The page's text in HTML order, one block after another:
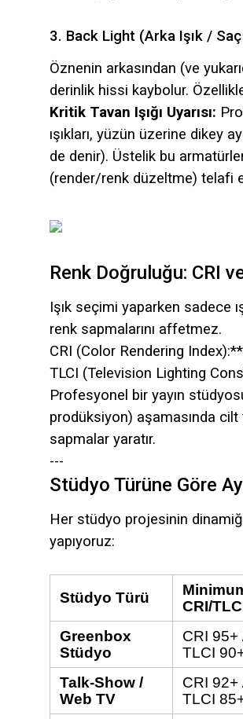
3. Back Light (Arka Işık / Saç
Öznenin arkasından (ve
derinlik hissi kaybolur.
Kritik Tavan Işığı Uyarısı:
ışıkları, yüzün üzerine dikey
de denir). Üstelik bu
(render/renk düzeltme) telafi
Renk Doğruluğu: CRI
Işık seçimi yaparken sadece
renk sapmalarını affetmez.
CRI (Color Rendering Index):**
TLCI (Television Lighting
Profesyonel bir yayın
prodüksiyon) aşamasında
sapmalar yaratır.
---
Stüdyo Türüne Göre
Her stüdyo projesinin
yapıyoruz:
Stüdyo Türü
CRI/
Greenbox
Stüdyo
CRI 95+
TLCI
Talk-Show /
Web TV
CRI 92+
TLCI